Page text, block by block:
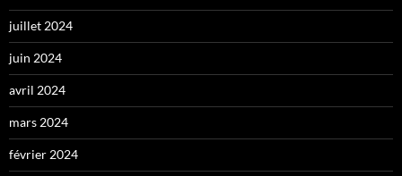
juillet 2024
juin 2024
avril 2024
mars 2024
février 2024